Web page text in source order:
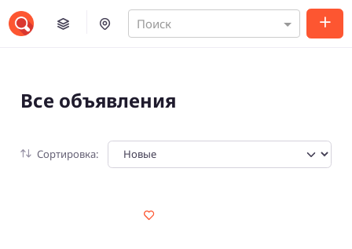
Поиск
Все объявления
Сортировка: